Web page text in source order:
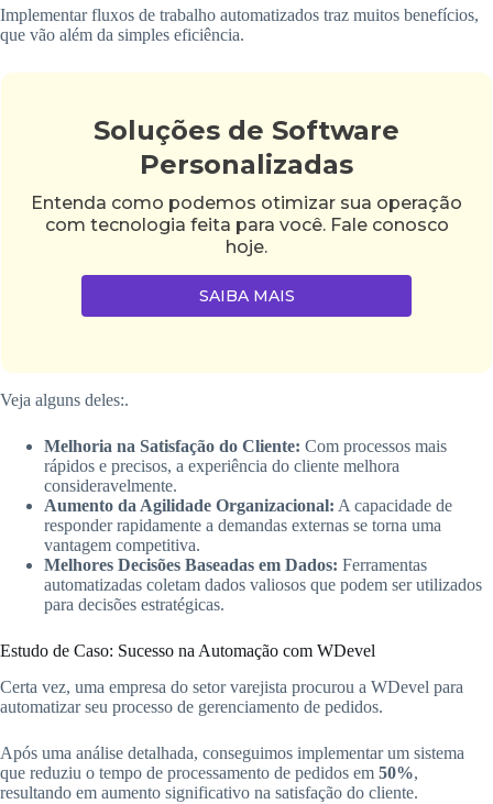
Implementar fluxos de trabalho automatizados traz muitos benefícios,
que vão além da simples eficiência.
Soluções de Software
Personalizadas
Entenda como podemos otimizar sua operação
com tecnologia feita para você. Fale conosco
hoje.
SAIBA MAIS
Veja alguns deles:.
Melhoria na Satisfação do Cliente: Com processos mais
rápidos e precisos, a experiência do cliente melhora
consideravelmente.
Aumento da Agilidade Organizacional: A capacidade de
responder rapidamente a demandas externas se torna uma
vantagem competitiva.
Melhores Decisões Baseadas em Dados: Ferramentas
automatizadas coletam dados valiosos que podem ser utilizados
para decisões estratégicas.
Estudo de Caso: Sucesso na Automação com WDevel
Certa vez, uma empresa do setor varejista procurou a WDevel para
automatizar seu processo de gerenciamento de pedidos.
Após uma análise detalhada, conseguimos implementar um sistema
que reduziu o tempo de processamento de pedidos em 50%,
resultando em aumento significativo na satisfação do cliente.